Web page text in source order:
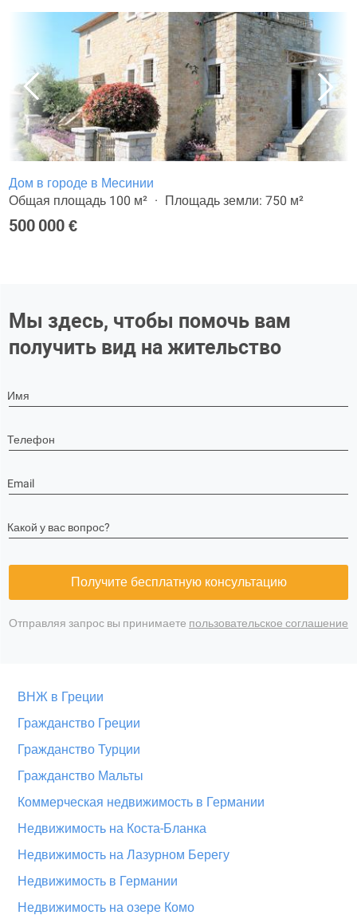
Дом в городе в Месинии
Общая площадь 100 м²
Площадь земли: 750 м²
500 000 €
Мы здесь, чтобы помочь вам
получить вид на жительство
Имя
Телефон
Email
Какой у вас вопрос?
Получите бесплатную консультацию
Отправляя запрос вы принимаете пользовательское соглашение
ВНЖ в Греции
Гражданство Греции
Гражданство Турции
Гражданство Мальты
Коммерческая недвижимость в Германии
Недвижимость на Коста-Бланка
Недвижимость на Лазурном Берегу
Недвижимость в Германии
Недвижимость на озере Комо